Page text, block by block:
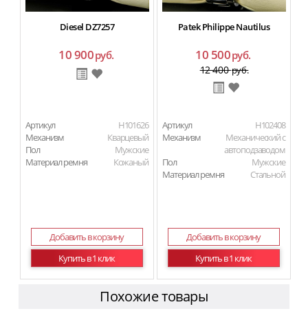
Diesel DZ7257
10 900руб.
Артикул
H101626
Механизм
Кварцевый
Пол
Мужские
Материал ремня
Кожаный
Добавить в корзину
Купить в 1 клик
Patek Philippe Nautilus
10 500руб.
12 400руб.
Артикул
H102408
Механизм
Механический с
автоподзаводом
Пол
Мужские
Материал ремня
Стальной
Добавить в корзину
Купить в 1 клик
Похожие товары